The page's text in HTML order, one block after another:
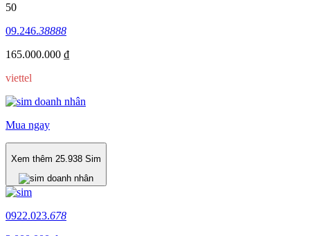
50
09.246.38888
165.000.000 ₫
viettel
Mua ngay
Xem thêm 25.938 Sim
0922.023.678